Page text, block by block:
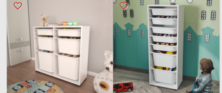
favorite_border
favorite_border